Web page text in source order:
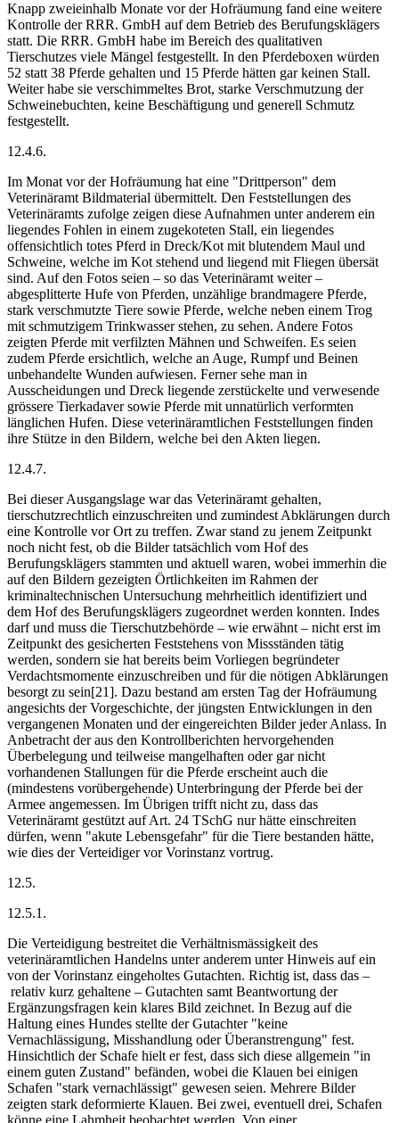
Knapp zweieinhalb Monate vor der Hofräumung fand eine weitere
Kontrolle der RRR. GmbH auf dem Betrieb des Berufungsklägers
statt. Die RRR. GmbH habe im Bereich des qualitativen
Tierschutzes viele Mängel festgestellt. In den Pferdeboxen würden
52 statt 38 Pferde gehalten und 15 Pferde hätten gar keinen Stall.
Weiter habe sie verschimmeltes Brot, starke Verschmutzung der
Schweinebuchten, keine Beschäftigung und generell Schmutz
festgestellt.
12.4.6.
Im Monat vor der Hofräumung hat eine "Drittperson" dem
Veterinäramt Bildmaterial übermittelt. Den Feststellungen des
Veterinäramts zufolge zeigen diese Aufnahmen unter anderem ein
liegendes Fohlen in einem zugekoteten Stall, ein liegendes
offensichtlich totes Pferd in Dreck/Kot mit blutendem Maul und
Schweine, welche im Kot stehend und liegend mit Fliegen übersät
sind. Auf den Fotos seien – so das Veterinäramt weiter –
abgesplitterte Hufe von Pferden, unzählige brandmagere Pferde,
stark verschmutzte Tiere sowie Pferde, welche neben einem Trog
mit schmutzigem Trinkwasser stehen, zu sehen. Andere Fotos
zeigten Pferde mit verfilzten Mähnen und Schweifen. Es seien
zudem Pferde ersichtlich, welche an Auge, Rumpf und Beinen
unbehandelte Wunden aufwiesen. Ferner sehe man in
Ausscheidungen und Dreck liegende zerstückelte und verwesende
grössere Tierkadaver sowie Pferde mit unnatürlich verformten
länglichen Hufen. Diese veterinäramtlichen Feststellungen finden
ihre Stütze in den Bildern, welche bei den Akten liegen.
12.4.7.
Bei dieser Ausgangslage war das Veterinäramt gehalten,
tierschutzrechtlich einzuschreiten und zumindest Abklärungen durch
eine Kontrolle vor Ort zu treffen. Zwar stand zu jenem Zeitpunkt
noch nicht fest, ob die Bilder tatsächlich vom Hof des
Berufungsklägers stammten und aktuell waren, wobei immerhin die
auf den Bildern gezeigten Örtlichkeiten im Rahmen der
kriminaltechnischen Untersuchung mehrheitlich identifiziert und
dem Hof des Berufungsklägers zugeordnet werden konnten. Indes
darf und muss die Tierschutzbehörde – wie erwähnt – nicht erst im
Zeitpunkt des gesicherten Feststehens von Missständen tätig
werden, sondern sie hat bereits beim Vorliegen begründeter
Verdachtsmomente einzuschreiben und für die nötigen Abklärungen
besorgt zu sein[21]. Dazu bestand am ersten Tag der Hofräumung
angesichts der Vorgeschichte, der jüngsten Entwicklungen in den
vergangenen Monaten und der eingereichten Bilder jeder Anlass. In
Anbetracht der aus den Kontrollberichten hervorgehenden
Überbelegung und teilweise mangelhaften oder gar nicht
vorhandenen Stallungen für die Pferde erscheint auch die
(mindestens vor­über­gehende) Unterbringung der Pferde bei der
Armee angemessen. Im Übrigen trifft nicht zu, dass das
Veterinäramt gestützt auf Art. 24 TSchG nur hätte einschreiten
dürfen, wenn "akute Lebensgefahr" für die Tiere bestanden hätte,
wie dies der Verteidiger vor Vorinstanz vortrug.
12.5.
12.5.1.
Die Verteidigung bestreitet die Verhältnismässigkeit des
veterinäramtlichen Handelns unter anderem unter Hinweis auf ein
von der Vorinstanz eingeholtes Gutachten. Richtig ist, dass das –
relativ kurz gehaltene – Gutachten samt Beantwortung der
Ergänzungsfragen kein klares Bild zeichnet. In Bezug auf die
Haltung eines Hundes stellte der Gutachter "keine
Vernachlässigung, Misshandlung oder Überanstrengung" fest.
Hinsichtlich der Schafe hielt er fest, dass sich diese allgemein "in
einem guten Zustand" befänden, wobei die Klauen bei einigen
Schafen "stark vernachlässigt" gewesen seien. Mehrere Bilder
zeigten stark deformierte Klauen. Bei zwei, eventuell drei, Schafen